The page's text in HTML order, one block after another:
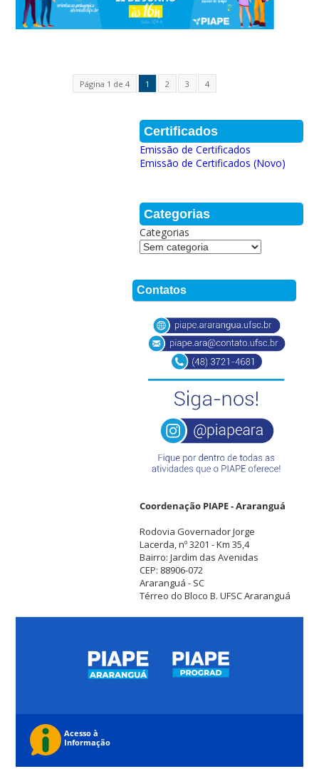
Página 1 de 4 1 2 3 4
Certificados
Emissão de Certificados
Emissão de Certificados (Novo)
Categorias
Categorias
Contatos
Coordenação PIAPE - Araranguá
Rodovia Governador Jorge
Lacerda, nº 3201 - Km 35,4
Bairro: Jardim das Avenidas
CEP: 88906-072
Araranguá - SC
Térreo do Bloco B. UFSC Araranguá